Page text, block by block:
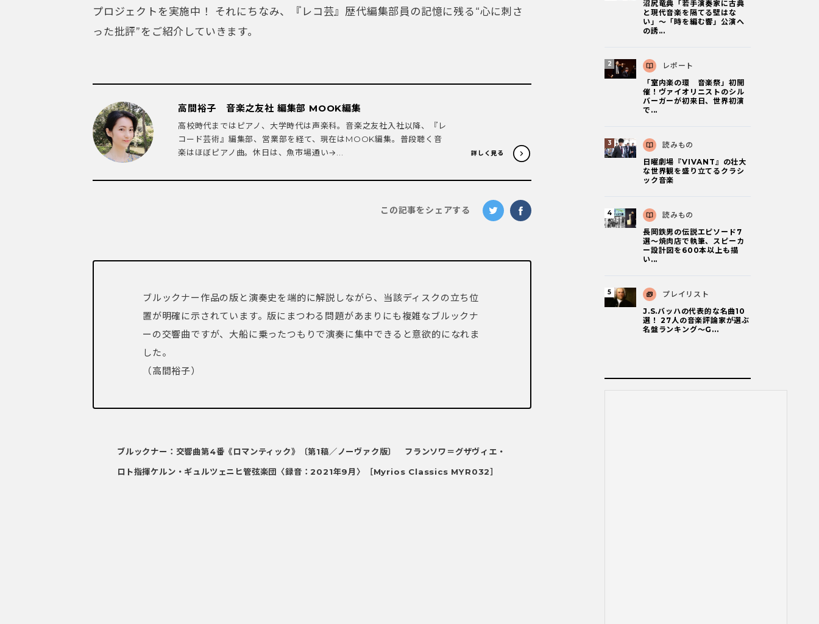
プロジェクトを実施中！ それにちなみ、『レコ芸』歴代編集部員の記憶に残る“心に刺さ
った批評”をご紹介していきます。
高間裕子 音楽之友社 編集部 MOOK編集
高校時代まではピアノ、大学時代は声楽科。音楽之友社入社以降、『レ
コード芸術』編集部、営業部を経て、現在はMOOK編集。普段聴く音
楽はほぼピアノ曲。休日は、魚市場通い→...
詳しく見る
この記事をシェアする
ブルックナー作品の版と演奏史を端的に解説しながら、当該ディスクの立ち位
置が明確に示されています。版にまつわる問題があまりにも複雑なブルックナ
ーの交響曲ですが、大船に乗ったつもりで演奏に集中できると意欲的になれま
した。
（高間裕子）
ブルックナー：交響曲第4番《ロマンティック》〔第1稿／ノーヴァク版〕 フランソワ＝グザヴィエ・
ロト指揮ケルン・ギュルツェニヒ管弦楽団 〈録音：2021年9月〉 ［Myrios Classics MYR032］
沼尻竜典「若手演奏家に古典
と現代音楽を隔てる壁はな
い」～「時を編む響」公演へ
の誘...
レポート
「室内楽の環 音楽祭」初開
催！ヴァイオリニストのシル
バーガーが初来日、世界初演
で...
読みもの
日曜劇場『VIVANT』の壮大
な世界観を盛り立てるクラシ
ック音楽
読みもの
長岡鉄男の伝説エピソード7
選〜焼肉店で執筆、スピーカ
ー設計図を600本以上も描
い...
プレイリスト
J.S.バッハの代表的な名曲10
選！ 27人の音楽評論家が選ぶ
名盤ランキング〜G...